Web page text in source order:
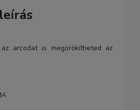
arcodat is megörökítheted az